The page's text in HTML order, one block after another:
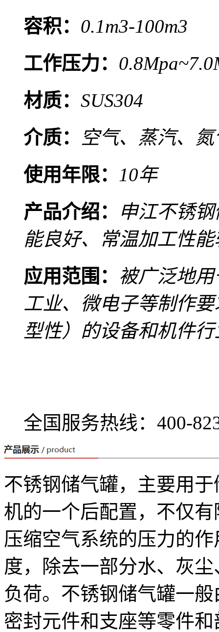
容积： 0.1m3-100m3
工作压力：
材质： SUS304
介质：
空气、蒸汽、
使用年限：
10年
产品介绍：
申江不锈
能良好、常温加工性
应用范围： 被广泛地
工业、微电子等制作
型性）的设备和机件
全国服务热线： 400-
不锈钢储气罐，主要用
机的一个后配置，不仅
压缩空气系统的压力的
度，除去一部分水、灰
负荷。不锈钢储气罐一
密封元件和支座等零件